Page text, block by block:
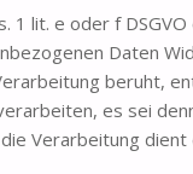
1 lit. e oder f
Daten
beruht,
es sei
Verarbeitung